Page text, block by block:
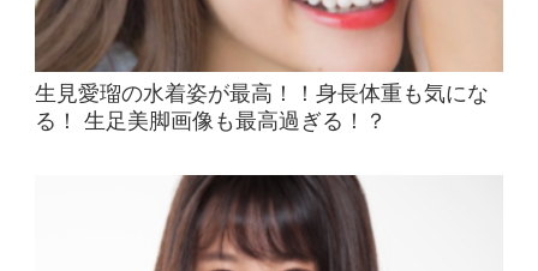
生見愛瑠の水着姿が最高！！身長体重も気にな
る！ 生足美脚画像も最高過ぎる！？